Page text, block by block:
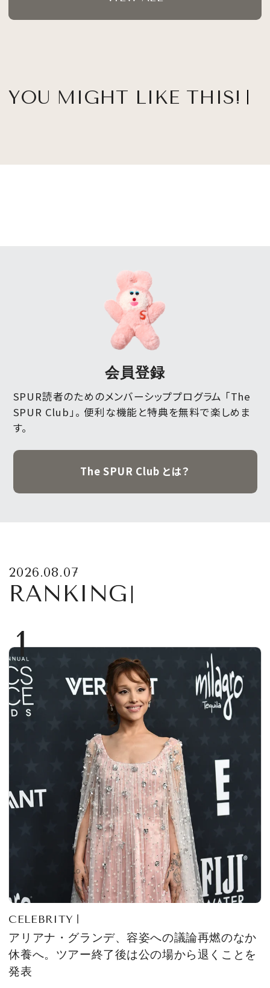
YOU MIGHT LIKE THIS!
会員登録
SPUR読者のためのメンバーシッププログラム 「The
SPUR Club」。 便利な機能と特典を無料で楽しめま
す。
The SPUR Club とは？
2026.08.07
RANKING
1
CELEBRITY
アリアナ・グランデ、容姿への議論再燃のなか
休養へ。ツアー終了後は公の場から退くことを
発表